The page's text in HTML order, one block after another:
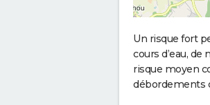
Un risque fort
cours d’eau,
risque moyen
débordements